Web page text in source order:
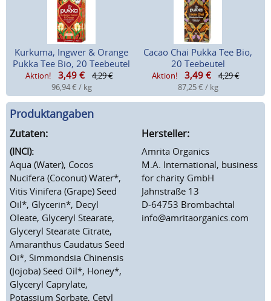
Kurkuma, Ingwer & Orange
Pukka Tee Bio, 20 Teebeutel
Aktion! 3,49 €
4,29 €
96,94 € / kg
Cacao Chai Pukka Tee Bio,
20 Teebeutel
Aktion! 3,49 €
4,29 €
87,25 € / kg
Produktangaben
Zutaten:
(INCI):
Aqua (Water), Cocos
Nucifera (Coconut) Water*,
Vitis Vinifera (Grape) Seed
Oil*, Glycerin*, Decyl
Oleate, Glyceryl Stearate,
Glyceryl Stearate Citrate,
Amaranthus Caudatus Seed
Oi*, Simmondsia Chinensis
(Jojoba) Seed Oil*, Honey*,
Glyceryl Caprylate,
Potassium Sorbate, Cetyl
Hersteller:
Amrita Organics
M.A. International, business
for charity GmbH
Jahnstraße 13
D-64753 Brombachtal
info@amritaorganics.com